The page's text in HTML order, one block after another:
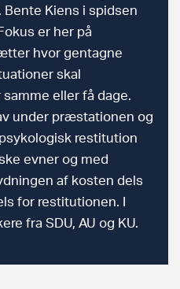
Kiens i spidsen
er her på
hvor gentagne
skal
eller få dage.
under præstationen og
restitution
evner og med
af kosten dels
for restitutionen. I
fra SDU, AU og KU.